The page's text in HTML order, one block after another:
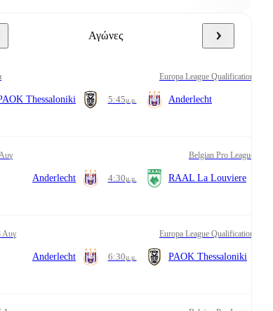
Αγώνες
Europa League Qualification
Thessaloniki 5:45μ.μ. Anderlecht
Belgian Pro League
Anderlecht 4:30μ.μ. RAAL La Louviere
Αυγ Europa League Qualification
Anderlecht 6:30μ.μ. PAOK Thessaloniki